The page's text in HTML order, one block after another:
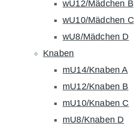
wU12/Mädchen B
wU10/Mädchen C
wU8/Mädchen D
Knaben
mU14/Knaben A
mU12/Knaben B
mU10/Knaben C
mU8/Knaben D